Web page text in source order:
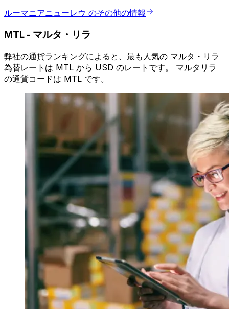
ルーマニアニューレウ のその他の情報
MTL - マルタ・リラ
弊社の通貨ランキングによると、最も人気の マルタ・リラ
為替レートは MTL から USD のレートです。 マルタリラ
の通貨コードは MTL です。